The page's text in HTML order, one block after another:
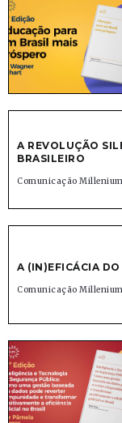
A REVOLUÇÃO
BRASILEIRO
Comunicação Millenium
A (IN)EFICÁCIA
Comunicação Millenium